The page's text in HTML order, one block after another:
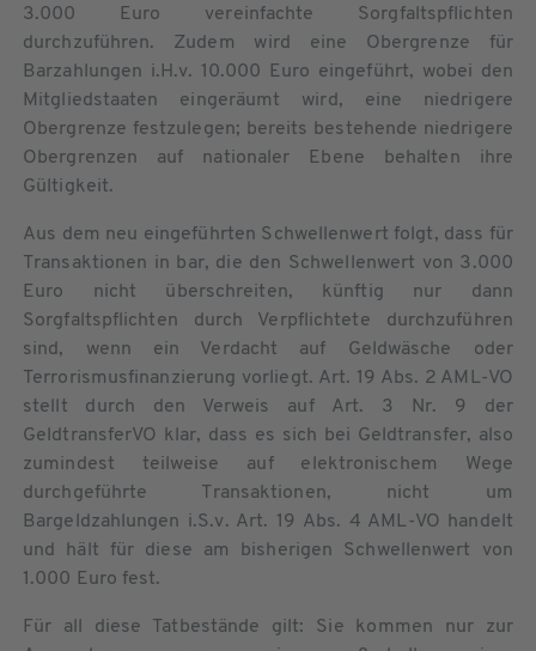
3.000 Euro vereinfachte Sorgfaltspflichten
durchzuführen. Zudem wird eine Obergrenze für
Barzahlungen i.H.v. 10.000 Euro eingeführt, wobei den
Mitgliedstaaten eingeräumt wird, eine niedrigere
Obergrenze festzulegen; bereits bestehende niedrigere
Obergrenzen auf nationaler Ebene behalten ihre
Gültigkeit.
Aus dem neu eingeführten Schwellenwert folgt, dass für
Transaktionen in bar, die den Schwellenwert von 3.000
Euro nicht überschreiten, künftig nur dann
Sorgfaltspflichten durch Verpflichtete durchzuführen
sind, wenn ein Verdacht auf Geldwäsche oder
Terrorismusfinanzierung vorliegt. Art. 19 Abs. 2 AML-VO
stellt durch den Verweis auf Art. 3 Nr. 9 der
GeldtransferVO klar, dass es sich bei Geldtransfer, also
zumindest teilweise auf elektronischem Wege
durchgeführte Transaktionen, nicht um
Bargeldzahlungen i.S.v. Art. 19 Abs. 4 AML-VO handelt
und hält für diese am bisherigen Schwellenwert von
1.000 Euro fest.
Für all diese Tatbestände gilt: Sie kommen nur zur